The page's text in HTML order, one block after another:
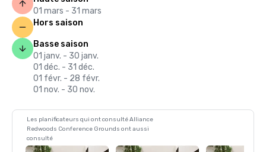
01 mars - 31 mars
Hors saison
Basse saison
01 janv. - 30 janv.
01 déc. - 31 déc.
01 févr. - 28 févr.
01 nov. - 30 nov.
Les planificateurs qui ont consulté Alliance
Redwoods Conference Grounds ont aussi
consulté